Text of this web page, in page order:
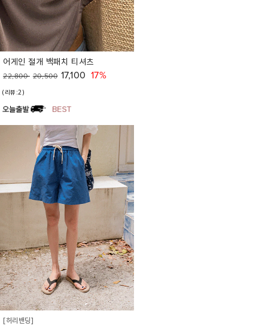
어게인 절개 백패치 티셔츠
22,800 20,500 17,100 17%
(리뷰:2)
[허리밴딩]